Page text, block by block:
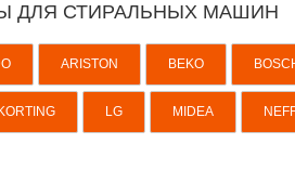
ДЛЯ СТИРАЛЬНЫХ МАШИН
ARISTON BEKO
KORTING LG MIDEA